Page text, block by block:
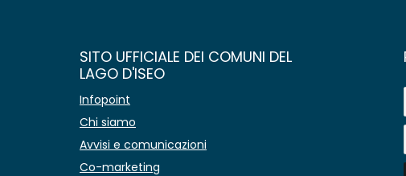
SITO UFFICIALE DEI COMUNI DEL
LAGO D'ISEO
Infopoint
Chi siamo
Avvisi e comunicazioni
Co-marketing